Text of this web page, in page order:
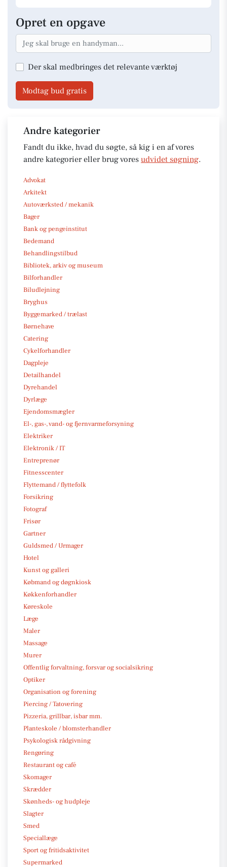
Opret en opgave
Der skal medbringes det relevante værktøj
Modtag bud gratis
Andre kategorier
Fandt du ikke, hvad du søgte, så kig i en af vores
andre kategorier eller brug vores udvidet søgning.
Advokat
Arkitekt
Autoværksted / mekanik
Bager
Bank og pengeinstitut
Bedemand
Behandlingstilbud
Bibliotek, arkiv og museum
Bilforhandler
Biludlejning
Bryghus
Byggemarked / trælast
Børnehave
Catering
Cykelforhandler
Dagpleje
Detailhandel
Dyrehandel
Dyrlæge
Ejendomsmægler
El-, gas-, vand- og fjernvarmeforsyning
Elektriker
Elektronik / IT
Entreprenør
Fitnesscenter
Flyttemand / flyttefolk
Forsikring
Fotograf
Frisør
Gartner
Guldsmed / Urmager
Hotel
Kunst og galleri
Købmand og døgnkiosk
Køkkenforhandler
Køreskole
Læge
Maler
Massage
Murer
Offentlig forvaltning, forsvar og socialsikring
Optiker
Organisation og forening
Piercing / Tatovering
Pizzeria, grillbar, isbar mm.
Planteskole / blomsterhandler
Psykologisk rådgivning
Rengøring
Restaurant og café
Skomager
Skrædder
Skønheds- og hudpleje
Slagter
Smed
Speciallæge
Sport og fritidsaktivitet
Supermarked